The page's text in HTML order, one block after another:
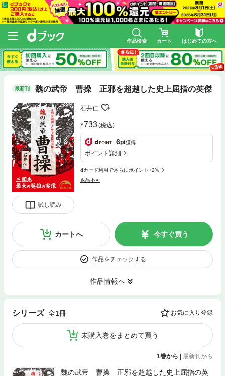
作品検索 カート はじめての方へ
最新刊 魏の武帝 曹操 正邪を超越した史上屈指の英傑
試し読み
石井仁
733(税込)
6pt獲得
ポイント詳細
dカード利用でさらにポイント+2%
返品不可
カートへ 今すぐ買う
作品をチェックする
作品情報へ
シリーズ 全1冊 お気に入り登録
未購入巻をまとめて買う
1巻から | 最新刊から
魏の武帝 曹操 正邪を超越した史上屈指の英